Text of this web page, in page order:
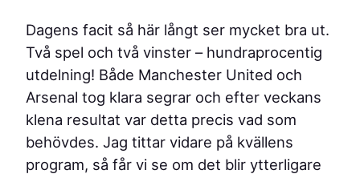
Dagens facit så här långt ser mycket bra ut.
Två spel och två vinster – hundraprocentig
utdelning! Både Manchester United och
Arsenal tog klara segrar och efter veckans
klena resultat var detta precis vad som
behövdes. Jag tittar vidare på kvällens
program, så får vi se om det blir ytterligare